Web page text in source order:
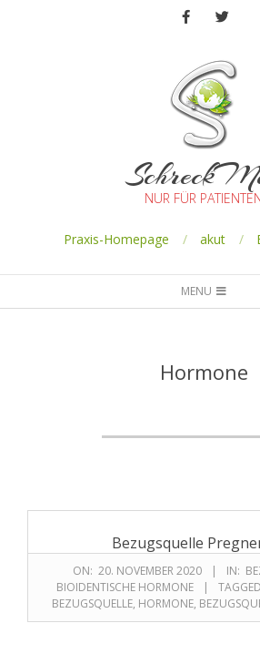
NUR FÜR
Praxis-Homepage akut
MENU
Hormone
Bezugsquelle
ON: 20. NOVEMBER 2020 IN:
BIOIDENTISCHE HORMONE
BEZUGSQUELLE, HORMONE,